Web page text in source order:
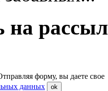
форму, вы даете свое
данных ok